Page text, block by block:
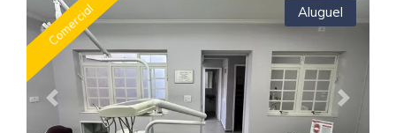
Previous Next
Comercial Aluguel